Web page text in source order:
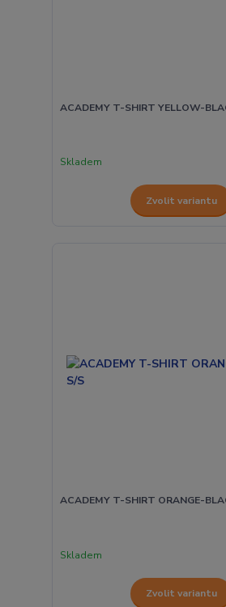
ACADEMY T-SHIRT YELLOW-
Skladem
Zvolit variantu
ACADEMY T-SHIRT ORANGE-
Skladem
Zvolit variantu